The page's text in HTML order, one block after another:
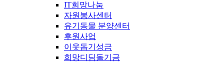
IT희망나눔
자원봉사센터
유기동물 분양센터
후원사업
이웃돕기성금
희망디딤돌기금